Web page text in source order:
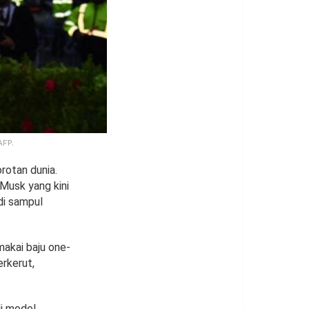
dunia.
yang kini
sampul
baju one-